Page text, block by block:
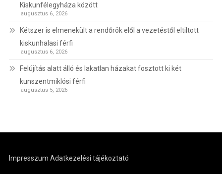
Kiskunfélegyháza között
augusztus 6, 2026
Kétszer is elmenekült a rendőrök elől a vezetéstől eltiltott
kiskunhalasi férfi
augusztus 6, 2026
Felújítás alatt álló és lakatlan házakat fosztott ki két
kunszentmiklósi férfi
augusztus 5, 2026
Impresszum Adatkezelési tájékoztató